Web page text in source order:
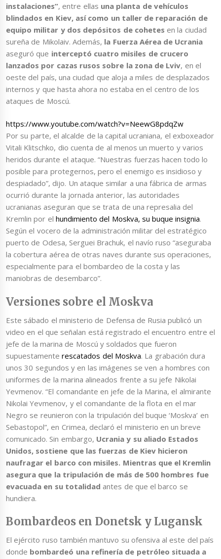
instalaciones”, entre ellas una planta de vehículos
blindados en Kiev, así como un taller de reparación de
equipo militar y dos depósitos de cohetesen la ciudad
sureña de Mikolaiv. Además, la Fuerza Aérea de Ucrania
aseguró que interceptó cuatro misiles de crucero
lanzados por cazas rusos sobre la zona de Lviv, en el
oeste del país, una ciudad que aloja a miles de desplazados
internos y que hasta ahora no estaba en el centro de los
ataques de Moscú.
https://www.youtube.com/watch?v=NeewG8pdqZw
Por su parte, el alcalde de la capital ucraniana, el exboxeador
Vitali Klitschko, dio cuenta de al menos un muerto y varios
heridos durante el ataque. “Nuestras fuerzas hacen todo lo
posible para protegernos, pero el enemigo es insidioso y
despiadado”, dijo. Un ataque similar a una fábrica de armas
ocurrió durante la jornada anterior, las autoridades
ucranianas aseguran que se trata de una represalia del
Kremlin por el hundimiento del Moskva, su buque insignia.
Según el vocero de la administración militar del estratégico
puerto de Odesa, Serguei Brachuk, el navío ruso “aseguraba
la cobertura aérea de otras naves durante sus operaciones,
especialmente para el bombardeo de la costa y las
maniobras de desembarco”.
Versiones sobre el Moskva
Este sábado el ministerio de Defensa de Rusia publicó un
video en el que señalan está registrado el encuentro entre el
jefe de la marina de Moscú y soldados que fueron
supuestamenterescatados del Moskva. La grabación dura
unos 30 segundos y en las imágenes se ven a hombres con
uniformes de la marina alineados frente a su jefe Nikolai
Yevmenov. “El comandante en jefe de la Marina, el almirante
Nikolai Yevmenov, y el comandante de la flota en el mar
Negro se reunieron con la tripulación del buque ‘Moskva’ en
Sebastopol”, en Crimea, declaró el ministerio en un breve
comunicado. Sin embargo, Ucrania y su aliado Estados
Unidos, sostiene que las fuerzas de Kiev hicieron
naufragar el barco con misiles. Mientras que el Kremlin
asegura que la tripulación de más de 500 hombres fue
evacuada en su totalidadantes de que el barco se
hundiera.
Bombardeos en Donetsk y Lugansk
El ejército ruso también mantuvo su ofensiva al este del país
donde bombardeó una refinería de petróleo situada a